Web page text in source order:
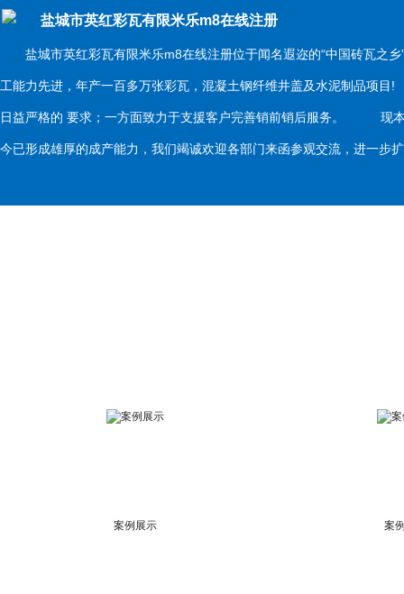
盐城市英红彩瓦有限米乐m8在线注册
盐城市英红彩瓦有限米乐m8在线注册位于闻名遐迩的“中国砖瓦之乡
工能力先进，年产一百多万张彩瓦，混凝土钢纤维井盖及水泥制品项
日益严格的 要求；一方面致力于支援客户完善销前销后服务。 现本
今已形成雄厚的成产能力，我们竭诚欢迎各部门来函参观交流，进一
案例展示 案